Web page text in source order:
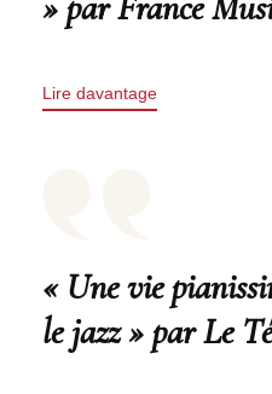
Lire davantage
« Une vie
le jazz » par Le